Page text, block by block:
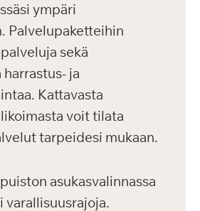
ympäri
Palvelupaketteihin
sekä
ja
Kattavasta
voit tilata
tarpeidesi mukaan.
asukasvalinnassa
varallisuusrajoja.